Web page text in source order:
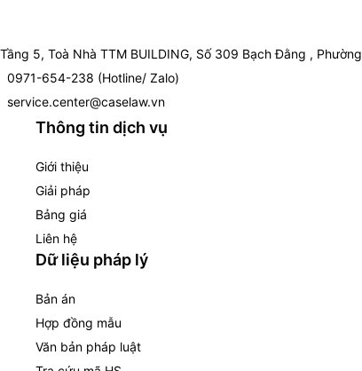
Tầng 5, Toà Nhà TTM BUILDING, Số 309 Bạch Đằng ,
0971-654-238 (Hotline/ Zalo)
service.center@caselaw.vn
Thông tin dịch vụ
Giới thiệu
Giải pháp
Bảng giá
Liên hệ
Dữ liệu pháp lý
Bản án
Hợp đồng mẫu
Văn bản pháp luật